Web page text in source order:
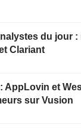
du jour
Clariant
AppLovin et
sur Vusion